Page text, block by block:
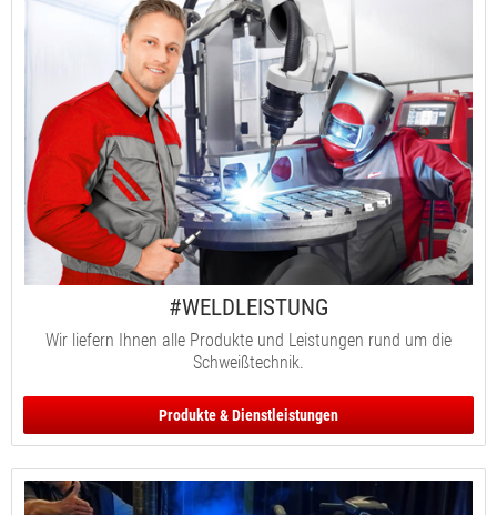
#WELDLEISTUNG
Wir liefern Ihnen alle Produkte und Leistungen rund um die
Schweißtechnik.
Produkte & Dienstleistungen